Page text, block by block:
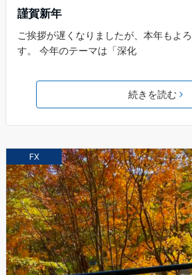
謹賀新年
ご挨拶が遅くなりましたが、本年もよ
す。 今年のテーマは「深化
続きを読む
FX